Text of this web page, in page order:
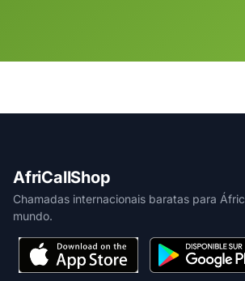
AfriCallShop
Chamadas internacionais baratas para
mundo.